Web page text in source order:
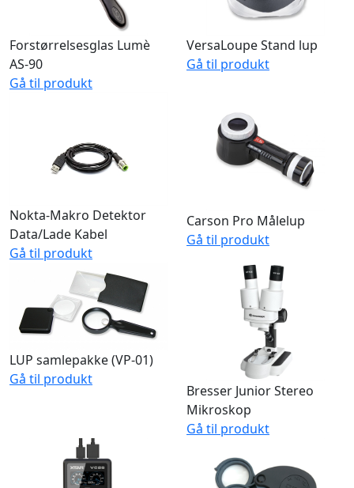
Forstørrelsesglas Lumè
AS-90
Gå til produkt
VersaLoupe Stand lup
Gå til produkt
Nokta-Makro Detektor
Data/Lade Kabel
Gå til produkt
Carson Pro Målelup
Gå til produkt
LUP samlepakke (VP-01)
Gå til produkt
Bresser Junior Stereo
Mikroskop
Gå til produkt